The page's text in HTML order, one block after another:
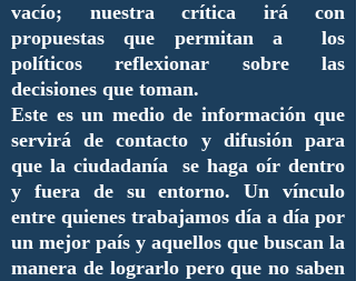
vacío; nuestra crítica irá con
propuestas que permitan a los
políticos reflexionar sobre las
decisiones que toman.
Este es un medio de información que
servirá de contacto y difusión para
que la ciudadanía se haga oír dentro
y fuera de su entorno. Un vínculo
entre quienes trabajamos día a día por
un mejor país y aquellos que buscan la
manera de lograrlo pero que no saben